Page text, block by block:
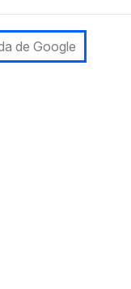
de Google